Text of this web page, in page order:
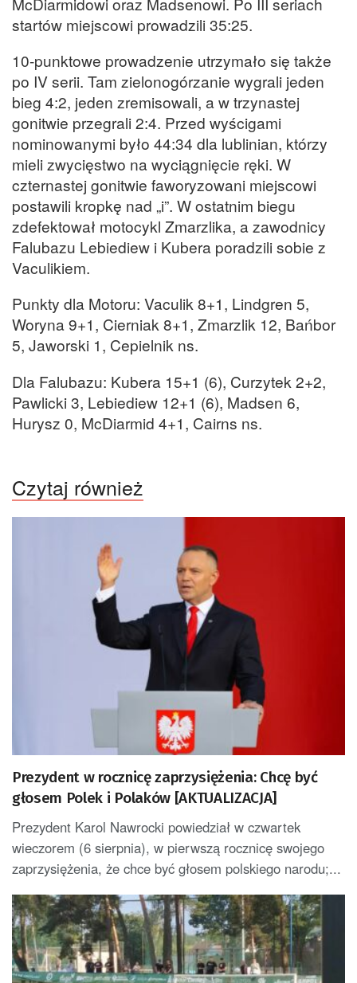
startów miejscowi prowadzili 35:25.
10-punktowe prowadzenie utrzymało się także
po IV serii. Tam zielonogórzanie wygrali jeden
bieg 4:2, jeden zremisowali, a w trzynastej
gonitwie przegrali 2:4. Przed wyścigami
nominowanymi było 44:34 dla lublinian, którzy
mieli zwycięstwo na wyciągnięcie ręki. W
czternastej gonitwie faworyzowani miejscowi
postawili kropkę nad „i”. W ostatnim biegu
zdefektował motocykl Zmarzlika, a zawodnicy
Falubazu Lebiediew i Kubera poradzili sobie z
Vaculikiem.
Punkty dla Motoru: Vaculik 8+1, Lindgren 5,
Woryna 9+1, Cierniak 8+1, Zmarzlik 12, Bańbor
5, Jaworski 1, Cepielnik ns.
Dla Falubazu: Kubera 15+1 (6), Curzytek 2+2,
Pawlicki 3, Lebiediew 12+1 (6), Madsen 6,
Hurysz 0, McDiarmid 4+1, Cairns ns.
Czytaj również
Prezydent w rocznicę zaprzysiężenia: Chcę być
głosem Polek i Polaków [AKTUALIZACJA]
Prezydent Karol Nawrocki powiedział w czwartek
wieczorem (6 sierpnia), w pierwszą rocznicę swojego
zaprzysiężenia, że chce być głosem polskiego narodu;...